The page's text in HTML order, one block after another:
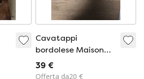
Cavatappi
bordolese Maison
Barrière
39 €
Offerta da20 €